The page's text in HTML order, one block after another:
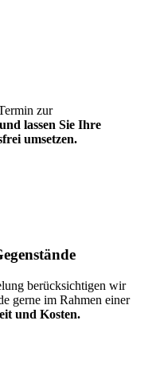
zur
lassen Sie Ihre
umsetzen.
berücksichtigen wir
gerne im Rahmen einer
und Kosten.